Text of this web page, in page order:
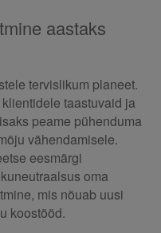
aastaks
tervislikum planeet.
taastuvaid ja
peame pühenduma
vähendamisele.
eesmärgi
oma
mis nõuab uusi
koostööd.